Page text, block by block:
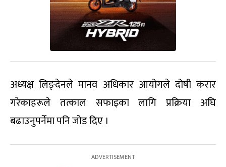
अध्यक्ष लिङ्देनले मानव अधिकार आयोगले दोषी करार
गरेकाहरूले तत्काल सफाइका लागि प्रक्रिया अघि
बढाउनुपर्नेमा पनि जोड दिए ।